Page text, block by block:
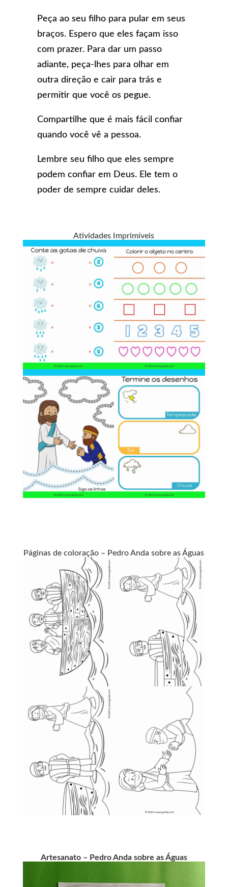
Peça ao seu filho para pular em seus
braços. Espero que eles façam isso
com prazer. Para dar um passo
adiante, peça-lhes para olhar em
outra direção e cair para trás e
permitir que você os pegue.
Compartilhe que é mais fácil confiar
quando você vê a pessoa.
Lembre seu filho que eles sempre
podem confiar em Deus. Ele tem o
poder de sempre cuidar deles.
Atividades Imprimíveis
Páginas de coloração – Pedro Anda sobre as Águas
Artesanato – Pedro Anda sobre as Águas